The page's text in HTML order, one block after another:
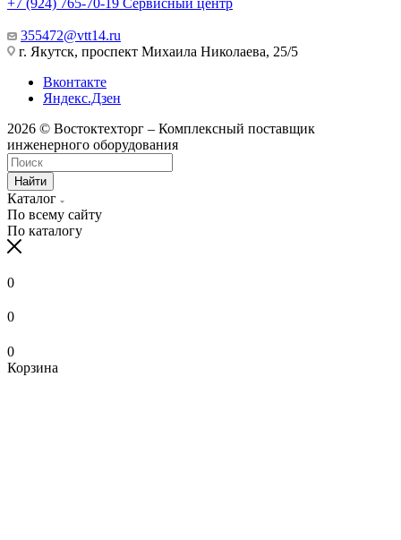
355472@vtt14.ru
г. Якутск, проспект Михаила Николаева, 25/5
Вконтакте
Яндекс.Дзен
2026 © Востоктехторг – Комплексный поставщик
инженерного оборудования
Найти
Каталог
По всему сайту
По каталогу
0
0
0
Корзина